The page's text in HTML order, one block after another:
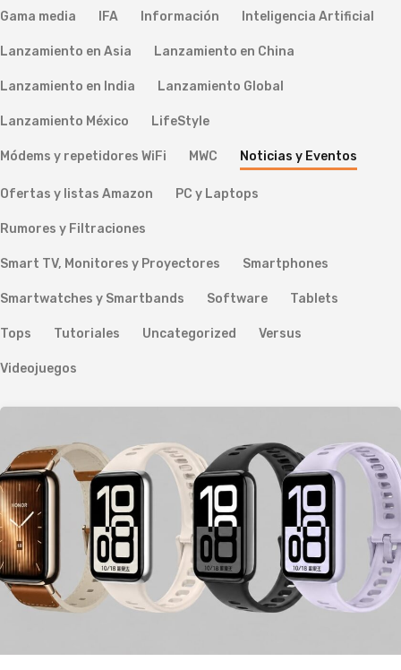
Gama media IFA Información Inteligencia Artificial
Lanzamiento en Asia Lanzamiento en China
Lanzamiento en India Lanzamiento Global
Lanzamiento México LifeStyle
Módems y repetidores WiFi MWC Noticias y Eventos
Ofertas y listas Amazon PC y Laptops
Rumores y Filtraciones
Smart TV, Monitores y Proyectores Smartphones
Smartwatches y Smartbands Software Tablets
Tops Tutoriales Uncategorized Versus
Videojuegos